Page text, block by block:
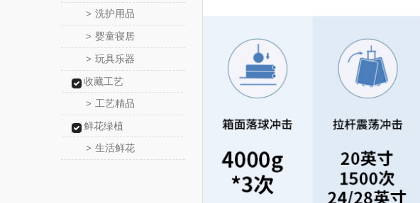
> 洗护用品
> 婴童寝居
> 玩具乐器
收藏工艺
> 工艺精品
鲜花绿植
> 生活鲜花